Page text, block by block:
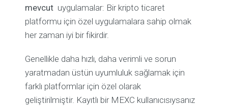
mevcut uygulamalar: Bir kripto ticaret
platformu için özel uygulamalara sahip olmak
her zaman iyi bir fikirdir.
Genellikle daha hızlı, daha verimli ve sorun
yaratmadan üstün uyumluluk sağlamak için
farklı platformlar için özel olarak
geliştirilmiştir. Kayıtlı bir MEXC kullanıcısıysanız